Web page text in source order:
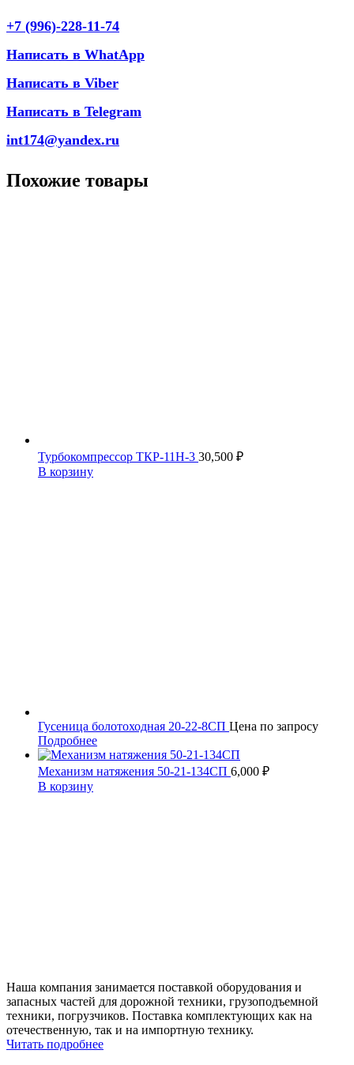
+7 (996)-228-11-74
Написать в WhatApp
Написать в Viber
Написать в Telegram
int174@yandex.ru
Похожие товары
Турбокомпрессор ТКР-11Н-3 30,500 ₽
В корзину
Гусеница болотоходная 20-22-8СП Цена по запросу
Подробнее
Механизм натяжения 50-21-134СП 6,000 ₽
В корзину
Наша компания занимается поставкой оборудования и
запасных частей для дорожной техники, грузоподъемной
техники, погрузчиков. Поставка комплектующих как на
отечественную, так и на импортную технику.
Читать подробнее